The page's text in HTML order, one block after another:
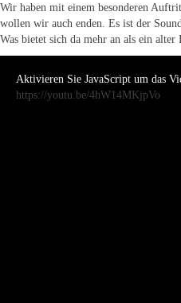
Wir haben mit einem besonderen
wollen wir auch enden. Es ist der
Was bietet sich da mehr an als ein
Aktivieren Sie JavaScript um das
https://youtu.be/4hW14MKjpVo